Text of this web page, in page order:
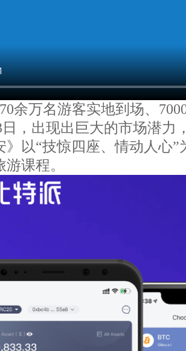
余万名游客实地到场、
日，出现出巨大的市场潜力
》以“技惊四座、情动人心
课程。